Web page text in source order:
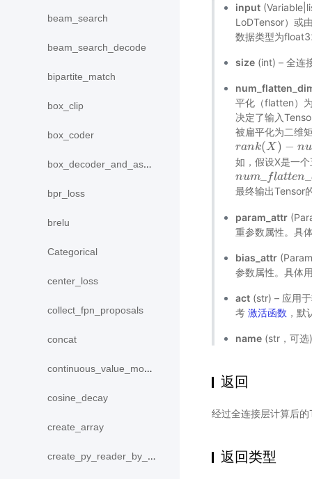
beam_search
beam_search_decode
bipartite_match
box_clip
box_coder
box_decoder_and_assign
bpr_loss
brelu
Categorical
center_loss
collect_fpn_proposals
concat
continuous_value_model
cosine_decay
create_array
create_py_reader_by_data
input
LoDTensor）或
数据类型为
size (int) – 全连
平化（flatten）
决定了输入
被扁平化为二维
rank(X ) − nu
rank(X)− n um _fla
如，假设X是一
num flatten _
num_f atten_dim
最终输出Tensor
param_attr
重参数属性。具
bias_attr
参数属性。具体
act (str) – 应用
考激活函数 ，
name (str，可
返回
经过全连接层计算后
返回类型